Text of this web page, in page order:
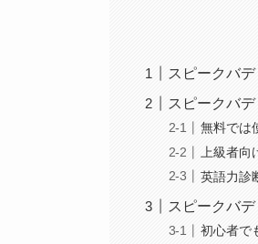
スピークバ
スピークバ
無料では
上級者
英語力診
スピークバ
初心者で